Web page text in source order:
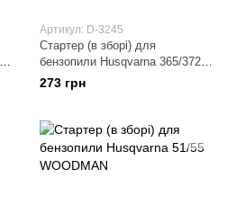
Артикул: D-3245
Стартер (в зборі) для
бензопили Husqvarna 365/372
BEST
273 грн